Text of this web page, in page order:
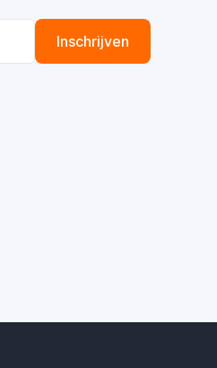
Inschrijven